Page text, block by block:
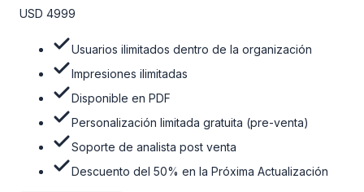
opción de actualización gratuita del informe dentro de 180
la tabla de precios a continuación.
USD 4999
Usuarios ilimitados dentro de la organización
Impresiones ilimitadas
Disponible en PDF
Personalización limitada gratuita (pre-venta)
Soporte de analista post venta
Descuento del 50% en la Próxima Actualización